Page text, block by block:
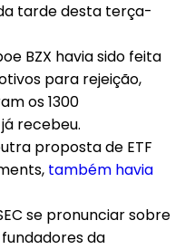
tarde desta terça-
BZX havia sido feita
para rejeição,
os 1300
recebeu.
proposta de ETF
também havia
se pronunciar sobre
fundadores da